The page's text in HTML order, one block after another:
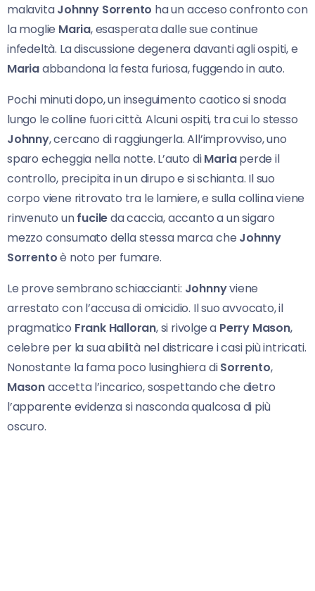
malavitaJohnny Sorrento ha un acceso confronto con
la moglie Maria, esasperata dalle sue continue
infedeltà. La discussione degenera davanti agli ospiti, e
Mariaabbandona la festa furiosa, fuggendo in auto.
Pochi minuti dopo, un inseguimento caotico si snoda
lungo le colline fuori città. Alcuni ospiti, tra cui lo stesso
Johnny, cercano di raggiungerla. All’improvviso, uno
sparo echeggia nella notte. L’auto diMariaperde il
controllo, precipita in un dirupo e si schianta. Il suo
corpo viene ritrovato tra le lamiere, e sulla collina viene
rinvenuto unfucileda caccia, accanto a un sigaro
mezzo consumato della stessa marca che Johnny
Sorrentoè noto per fumare.
Le prove sembrano schiaccianti: Johnnyviene
arrestato con l’accusa di omicidio. Il suo avvocato, il
pragmatico Frank Halloran, si rivolge a Perry Mason,
celebre per la sua abilità nel districare i casi più intricati.
Nonostante la fama poco lusinghiera diSorrento,
Masonaccetta l’incarico, sospettando che dietro
l’apparente evidenza si nasconda qualcosa di più
oscuro.